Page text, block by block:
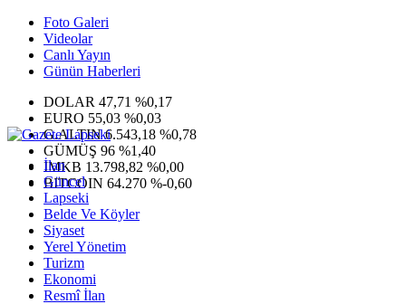
Foto Galeri
Videolar
Canlı Yayın
Günün Haberleri
DOLAR 47,71 %0,17
EURO 55,03 %0,03
G.ALTIN6.543,18 %0,78
GÜMÜŞ 96 %1,40
IMKB 13.798,82 %0,00
BITCOIN 64.270 %-0,60
İlan
Güncel
Lapseki
Belde Ve Köyler
Siyaset
Yerel Yönetim
Turizm
Ekonomi
Resmî İlan